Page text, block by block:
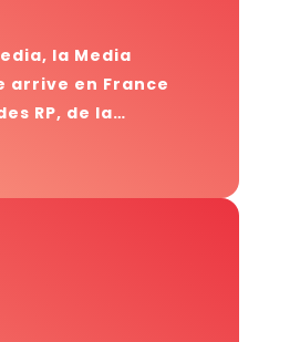
la Media
arrive en France
RP, de la